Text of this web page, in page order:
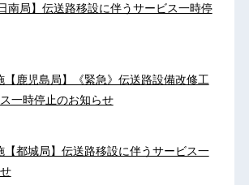
南局】伝送路移設に伴うサービス一時停
【鹿児島局】《緊急》伝送路設備改修工
一時停止のお知らせ
【都城局】伝送路移設に伴うサービス一